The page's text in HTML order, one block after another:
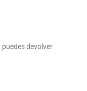
puedes devolver